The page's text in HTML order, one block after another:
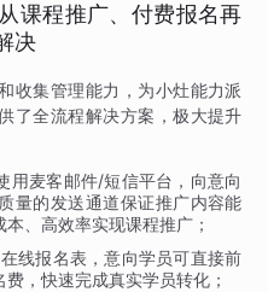
课程推广、付费报名再
决
收集管理能力，为小灶能力派
了全流程解决方案，极大提升
用麦客邮件/短信平台，向意向
量的发送通道保证推广内容能
、高效率实现课程推广；
线报名表，意向学员可直接前
，快速完成真实学员转化；